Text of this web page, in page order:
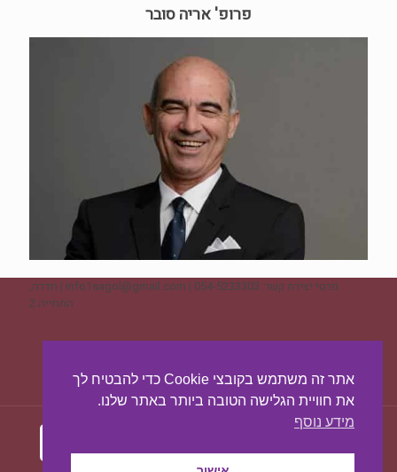
פרופ' אריה סובר
פרטי יצירת קשר: 054-5233303 | info1sagol@gmail.com | חדרה,
התחייה 2
אתר זה משתמש בקובצי Cookie כדי להבטיח לך
את חוויית הגלישה הטובה ביותר באתר שלנו.
מידע נוסף